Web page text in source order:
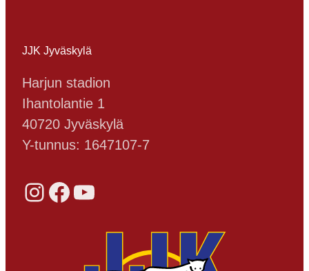
JJK Jyväskylä
Harjun stadion
Ihantolantie 1
40720 Jyväskylä
Y-tunnus: 1647107-7
Instagram Facebook YouTube